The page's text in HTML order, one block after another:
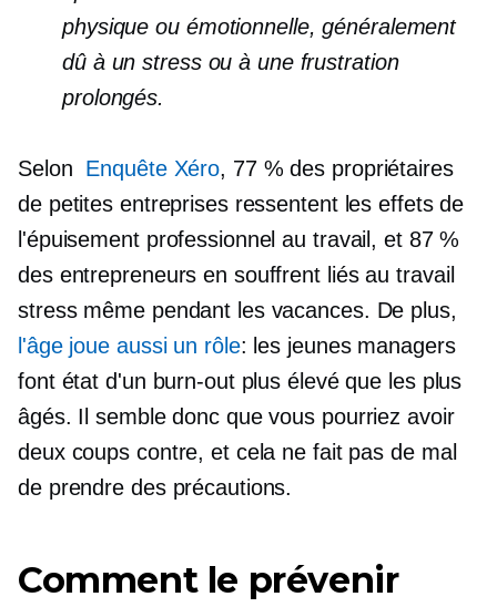
physique ou émotionnelle, généralement
dû à un stress ou à une frustration
prolongés.
Selon Enquête Xéro, 77 % des propriétaires
de petites entreprises ressentent les effets de
l'épuisement professionnel au travail, et 87 %
des entrepreneurs en souffrent liés au travail
stress même pendant les vacances. De plus,
l'âge joue aussi un rôle: les jeunes managers
font état d'un burn-out plus élevé que les plus
âgés. Il semble donc que vous pourriez avoir
deux coups contre, et cela ne fait pas de mal
de prendre des précautions.
Comment le prévenir